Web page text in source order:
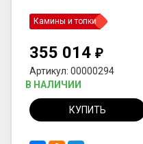
Камины и топки
355 014 ₽
Артикул: 00000294
В НАЛИЧИИ
КУПИТЬ